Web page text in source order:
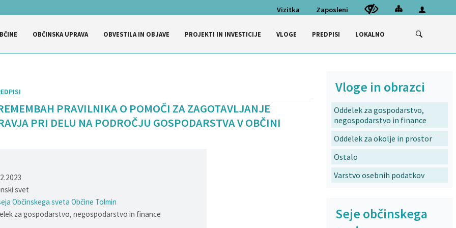
Vizitka Zaposleni
OBČINSKA UPRAVA OBVESTILA IN OBJAVE PROJEKTI IN INVESTICIJE VLOGE PREDPISI LOKALNO
PRAVILNIKA O POMOČI ZA ZAGOTAVLJANJE
PRI DELU NA PODROČJU GOSPODARSTVA V OBČINI
svet
Občinskega sveta Občine Tolmin
za gospodarstvo, negospodarstvo in finance
Vloge in obrazci
Oddelek za gospodarstvo,
negospodarstvo in finance
Oddelek za okolje in prostor
Ostalo
Varstvo osebnih podatkov
Seje občinskega